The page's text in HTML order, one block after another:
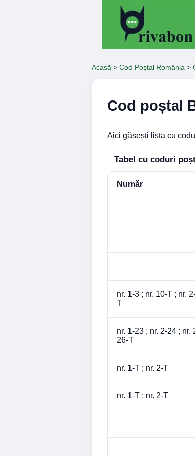
Acasă > Cod Poștal România >
Cod poștal
Aici găsești lista cu
Tabel cu coduri
Număr
nr. 1-3 ; nr. 10-T ; nr.
T
nr. 1-23 ; nr. 2-24 ; nr.
26-T
nr. 1-T ; nr. 2-T
nr. 1-T ; nr. 2-T